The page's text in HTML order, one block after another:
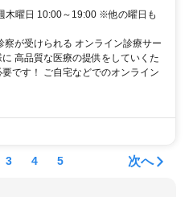
木曜日 10:00～19:00 ※他の曜日も
が受けられる オンライン診療サー
高品質な医療の提供をしていくた
です！ ご自宅などでのオンライン
3 4 5 次へ